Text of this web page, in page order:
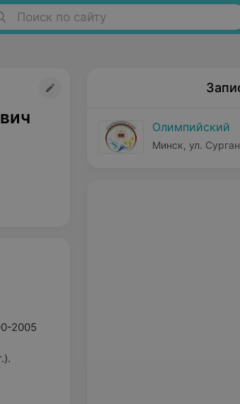
Поиск по сайту
2005
Олимпийский
Минск, ул.